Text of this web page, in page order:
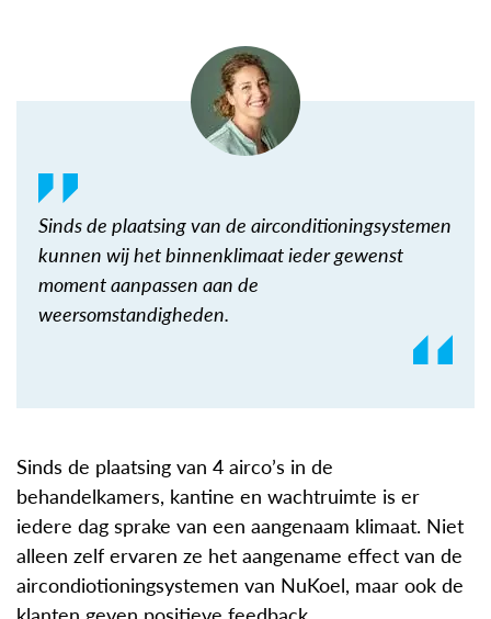
Sinds de plaatsing van de airconditioningsystemen
kunnen wij het binnenklimaat ieder gewenst
moment aanpassen aan de
weersomstandigheden.
Sinds de plaatsing van 4 airco’s in de
behandelkamers, kantine en wachtruimte is er
iedere dag sprake van een aangenaam klimaat. Niet
alleen zelf ervaren ze het aangename effect van de
aircondiotioningsystemen van NuKoel, maar ook de